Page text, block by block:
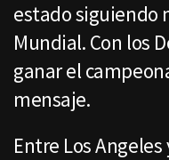
estado siguiendo
Mundial. Con los
ganar el
mensaje.
Entre Los